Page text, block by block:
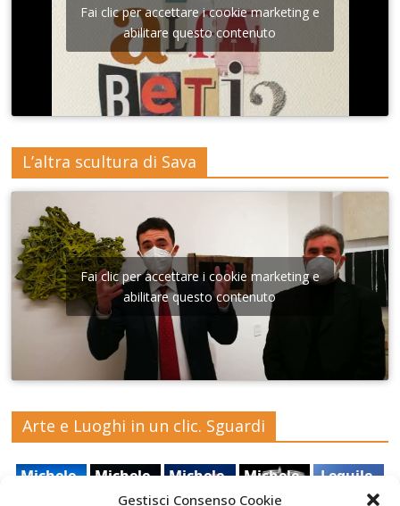
Gestisci Consenso Cookie
Fai clic per accettare i cookie marketing e
abilitare questo contenuto
L’altra scultura di Sava
Fai clic per accettare i cookie marketing e
abilitare questo contenuto
Arte e Luoghi in un clic. Sguardi
Michele_
Michele_
Piccinno_
Michele_
Piccinno_
Michele_
Piccinno_
Lequile,
Stefano